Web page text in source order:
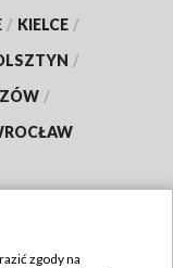
/ KIELCE /
/
/
zgody na